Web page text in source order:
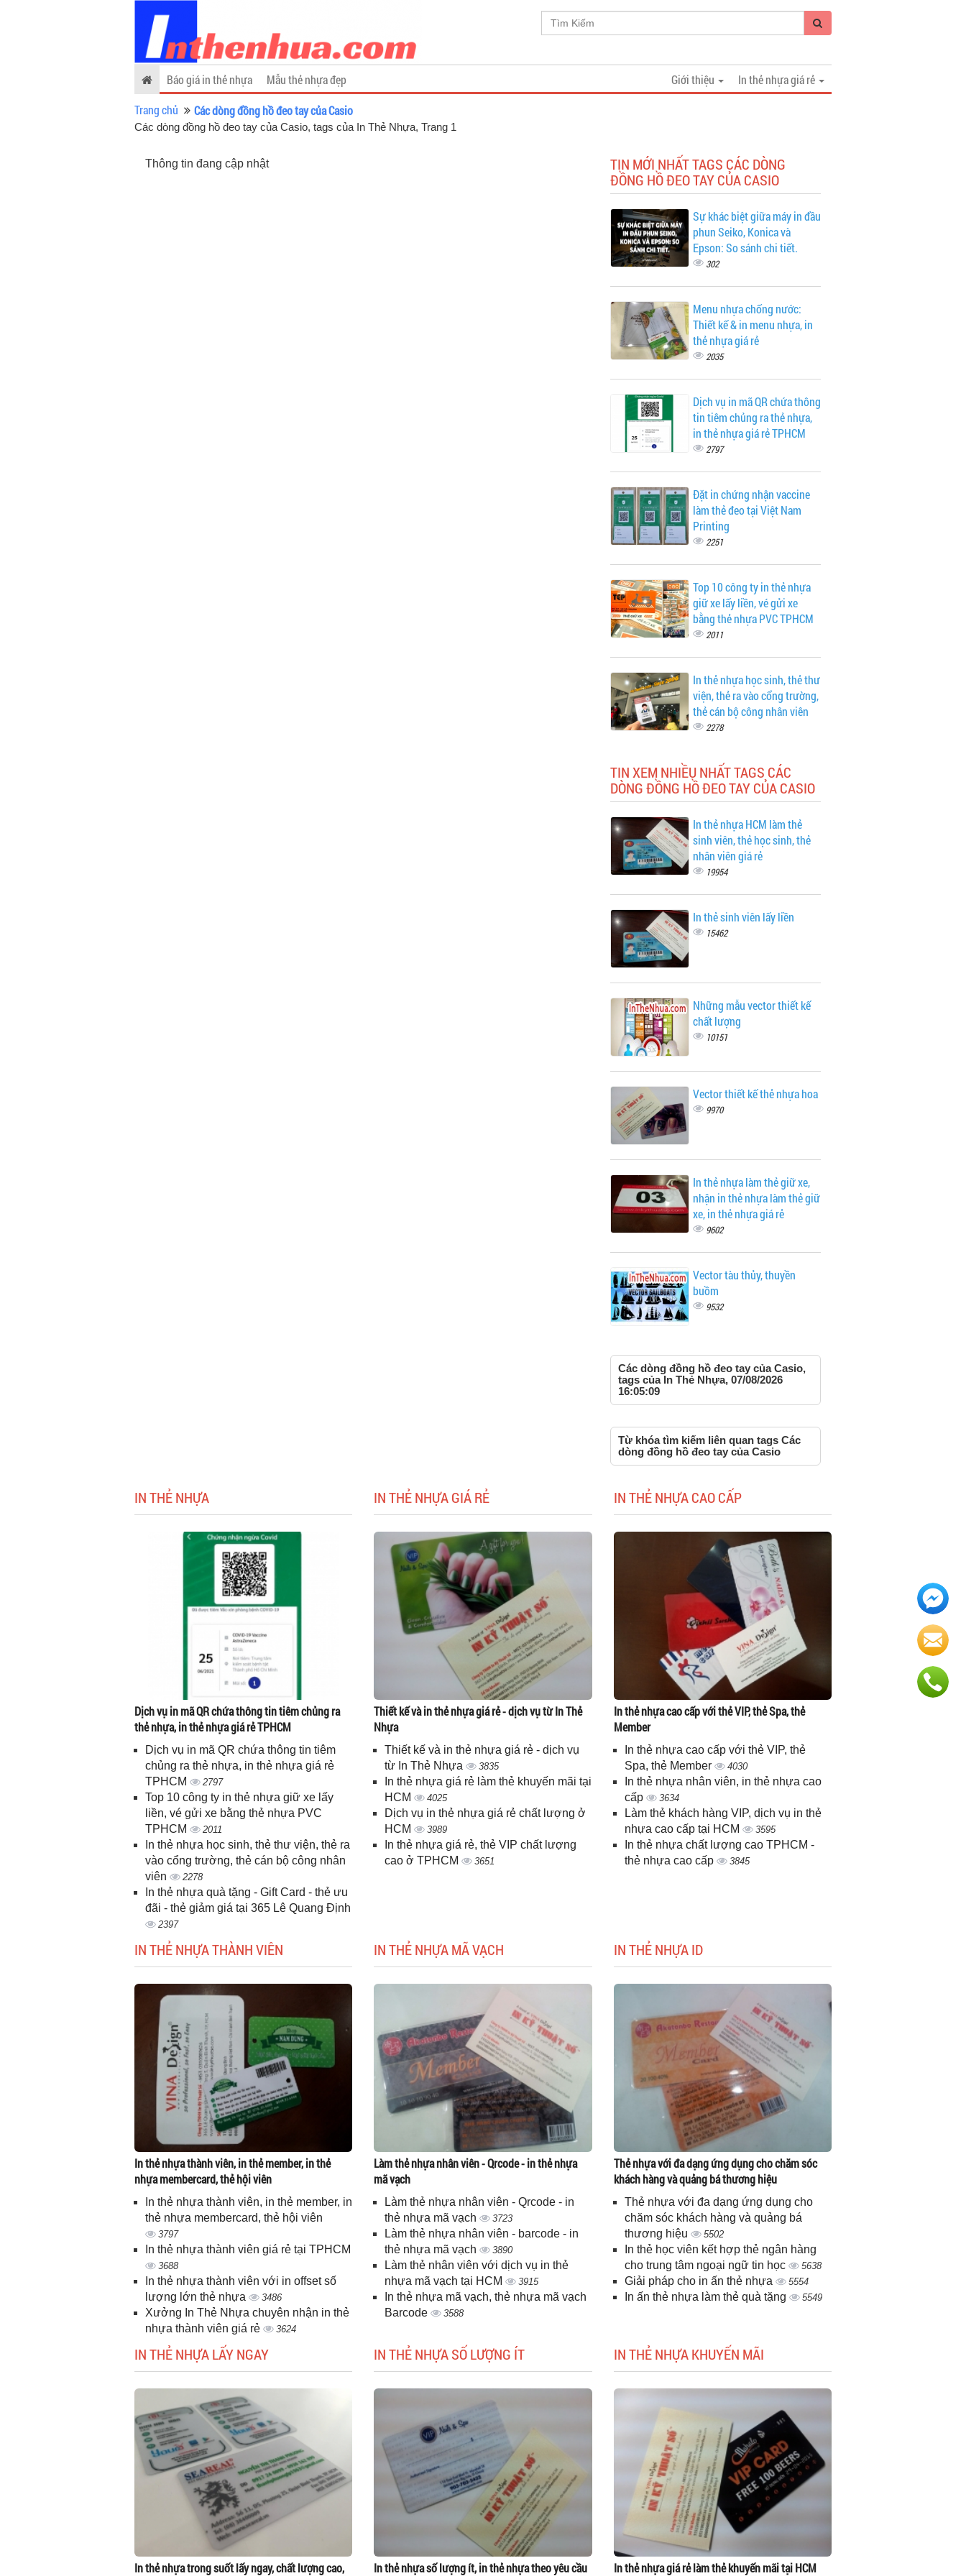
In thẻ nhựa giá rẻ
Báo giá in thẻ nhựa Mẫu thẻ nhựa đẹp
Giới thiệu
Trang chủ
Các dòng đồng hồ đeo tay của Casio
Các dòng đồng hồ đeo tay của Casio, tags của In Thẻ Nhựa, Trang 1
Thông tin đang cập nhật
TIN MỚI NHẤT TAGS CÁC DÒNG
ĐỒNG HỒ ĐEO TAY CỦA CASIO
Sự khác biệt giữa máy in đầu
phun Seiko, Konica và
Epson: So sánh chi tiết.
302
Menu nhựa chống nước:
Thiết kế & in menu nhựa, in
thẻ nhựa giá rẻ
2035
Dịch vụ in mã QR chứa thông
tin tiêm chủng ra thẻ nhựa,
in thẻ nhựa giá rẻ TPHCM
2797
Đặt in chứng nhận vaccine
làm thẻ đeo tại Việt Nam
Printing
2251
Top 10 công ty in thẻ nhựa
giữ xe lấy liền, vé gửi xe
bằng thẻ nhựa PVC TPHCM
2011
In thẻ nhựa học sinh, thẻ thư
viện, thẻ ra vào cổng trường,
thẻ cán bộ công nhân viên
2278
TIN XEM NHIỀU NHẤT TAGS CÁC
DÒNG ĐỒNG HỒ ĐEO TAY CỦA CASIO
In thẻ nhựa HCM làm thẻ
sinh viên, thẻ học sinh, thẻ
nhân viên giá rẻ
19954
In thẻ sinh viên lấy liền
15462
Những mẫu vector thiết kế
chất lượng
10151
Vector thiết kế thẻ nhựa hoa
9970
In thẻ nhựa làm thẻ giữ xe,
nhận in thẻ nhựa làm thẻ giữ
xe, in thẻ nhựa giá rẻ
9602
Vector tàu thủy, thuyền
buồm
9532
Các dòng đồng hồ đeo tay của Casio,
tags của In Thẻ Nhựa, 07/08/2026
16:05:09
Từ khóa tìm kiếm liên quan tags Các
dòng đồng hồ đeo tay của Casio
IN THẺ NHỰA
Dịch vụ in mã QR chứa thông tin tiêm chủng ra
thẻ nhựa, in thẻ nhựa giá rẻ TPHCM
Dịch vụ in mã QR chứa thông tin tiêm
chủng ra thẻ nhựa, in thẻ nhựa giá rẻ
TPHCM
2797
Top 10 công ty in thẻ nhựa giữ xe lấy
liền, vé gửi xe bằng thẻ nhựa PVC
TPHCM
2011
In thẻ nhựa học sinh, thẻ thư viện, thẻ ra
vào cổng trường, thẻ cán bộ công nhân
viên
2278
In thẻ nhựa quà tặng - Gift Card - thẻ ưu
đãi - thẻ giảm giá tại 365 Lê Quang Định
2397
IN THẺ NHỰA GIÁ RẺ
Thiết kế và in thẻ nhựa giá rẻ - dịch vụ từ In Thẻ
Nhựa
Thiết kế và in thẻ nhựa giá rẻ - dịch vụ
từ In Thẻ Nhựa
3835
In thẻ nhựa giá rẻ làm thẻ khuyến mãi tại
HCM
4025
Dịch vụ in thẻ nhựa giá rẻ chất lượng ở
HCM
3989
In thẻ nhựa giá rẻ, thẻ VIP chất lượng
cao ở TPHCM
3651
IN THẺ NHỰA CAO CẤP
In thẻ nhựa cao cấp với thẻ VIP, thẻ Spa, thẻ
Member
In thẻ nhựa cao cấp với thẻ VIP, thẻ
Spa, thẻ Member
4030
In thẻ nhựa nhân viên, in thẻ nhựa cao
cấp
3634
Làm thẻ khách hàng VIP, dịch vụ in thẻ
nhựa cao cấp tại HCM
3595
In thẻ nhựa chất lượng cao TPHCM -
thẻ nhựa cao cấp
3845
IN THẺ NHỰA THÀNH VIÊN
In thẻ nhựa thành viên, in thẻ member, in thẻ
nhựa membercard, thẻ hội viên
In thẻ nhựa thành viên, in thẻ member, in
thẻ nhựa membercard, thẻ hội viên
3797
In thẻ nhựa thành viên giá rẻ tại TPHCM
3688
In thẻ nhựa thành viên với in offset số
lượng lớn thẻ nhựa
3486
Xưởng In Thẻ Nhựa chuyên nhận in thẻ
nhựa thành viên giá rẻ
3624
IN THẺ NHỰA MÃ VẠCH
Làm thẻ nhựa nhân viên - Qrcode - in thẻ nhựa
mã vạch
Làm thẻ nhựa nhân viên - Qrcode - in
thẻ nhựa mã vạch
3723
Làm thẻ nhựa nhân viên - barcode - in
thẻ nhựa mã vạch
3890
Làm thẻ nhân viên với dịch vụ in thẻ
nhựa mã vạch tại HCM
3915
In thẻ nhựa mã vạch, thẻ nhựa mã vạch
Barcode
3588
IN THẺ NHỰA ID
Thẻ nhựa với đa dạng ứng dụng cho chăm sóc
khách hàng và quảng bá thương hiệu
Thẻ nhựa với đa dạng ứng dụng cho
chăm sóc khách hàng và quảng bá
thương hiệu
5502
In thẻ học viên kết hợp thẻ ngân hàng
cho trung tâm ngoại ngữ tin học
5638
Giải pháp cho in ấn thẻ nhựa 5554
In ấn thẻ nhựa làm thẻ quà tặng 5549
IN THẺ NHỰA LẤY NGAY
In thẻ nhựa trong suốt lấy ngay, chất lượng cao,
IN THẺ NHỰA SỐ LƯỢNG ÍT
In thẻ nhựa số lượng ít, in thẻ nhựa theo yêu cầu
IN THẺ NHỰA KHUYẾN MÃI
In thẻ nhựa giá rẻ làm thẻ khuyến mãi tại HCM